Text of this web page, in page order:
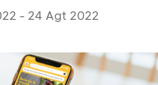
- 24 Agt 2022